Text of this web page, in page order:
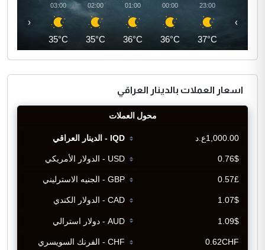
23:00
37°C
00:00
36°C
01:00
36°C
02:00
35°C
03:00
35°C
‹ ›
اسعار العملات بالدينار العراقي